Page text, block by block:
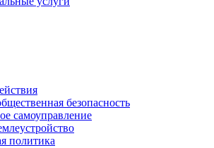
безопасность
самоуправление
политика